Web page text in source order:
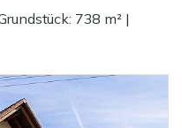
738 m² |